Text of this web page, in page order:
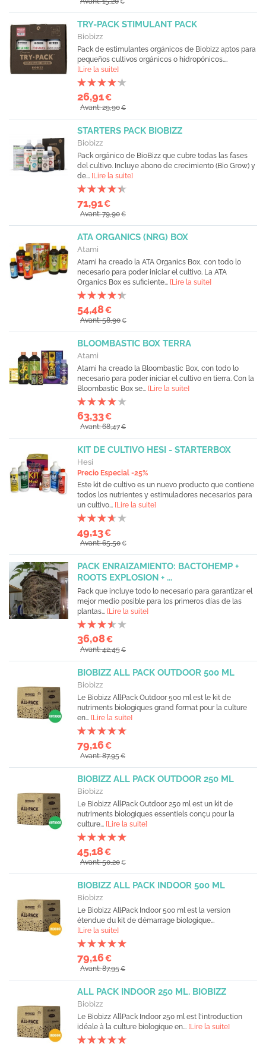
€
TRY-PACK STIMULANT PACK
Biobizz
Pack de estimulantes orgánicos de Biobizz aptos para
pequeños cultivos orgánicos o hidropónicos....
[Lire la suite]
26,91€
Avant: 29,90€
STARTERS PACK BIOBIZZ
Biobizz
Pack orgánico de BioBizz que cubre todas las fases
del cultivo. Incluye abono de crecimiento (Bio Grow) y
de... [Lire la suite]
71,91€
Avant: 79,90€
ATA ORGANICS (NRG) BOX
Atami
Atami ha creado la ATA Organics Box, con todo lo
necesario para poder iniciar el cultivo. La ATA
Organics Box es suficiente... [Lire la suite]
54,48€
Avant: 58,90€
BLOOMBASTIC BOX TERRA
Atami
Atami ha creado la Bloombastic Box, con todo lo
necesario para poder iniciar el cultivo en tierra. Con la
Bloombastic Box se... [Lire la suite]
63,33€
Avant: 68,47€
KIT DE CULTIVO HESI - STARTERBOX
Hesi
Precio Especial -25%
Este kit de cultivo es un nuevo producto que contiene
todos los nutrientes y estimuladores necesarios para
un cultivo... [Lire la suite]
49,13€
Avant: 65,50€
PACK ENRAIZAMIENTO: BACTOHEMP +
ROOTS EXPLOSION + ...
Pack que incluye todo lo necesario para garantizar el
mejor medio posible para los primeros días de las
plantas... [Lire la suite]
36,08€
Avant: 42,45€
BIOBIZZ ALL PACK OUTDOOR 500 ML
Biobizz
Le Biobizz All·Pack Outdoor 500 ml est le kit de
nutriments biologiques grand format pour la culture
en... [Lire la suite]
79,16€
Avant: 87,95€
BIOBIZZ ALL PACK OUTDOOR 250 ML
Biobizz
Le Biobizz All·Pack Outdoor 250 ml est un kit de
nutriments biologiques essentiels conçu pour la
culture... [Lire la suite]
45,18€
Avant: 50,20€
BIOBIZZ ALL PACK INDOOR 500 ML
Biobizz
Le Biobizz All·Pack Indoor 500 ml est la version
étendue du kit de démarrage biologique...
[Lire la suite]
79,16€
Avant: 87,95€
ALL PACK INDOOR 250 ML. BIOBIZZ
Biobizz
Le Biobizz All·Pack Indoor 250 ml est l'introduction
idéale à la culture biologique en... [Lire la suite]